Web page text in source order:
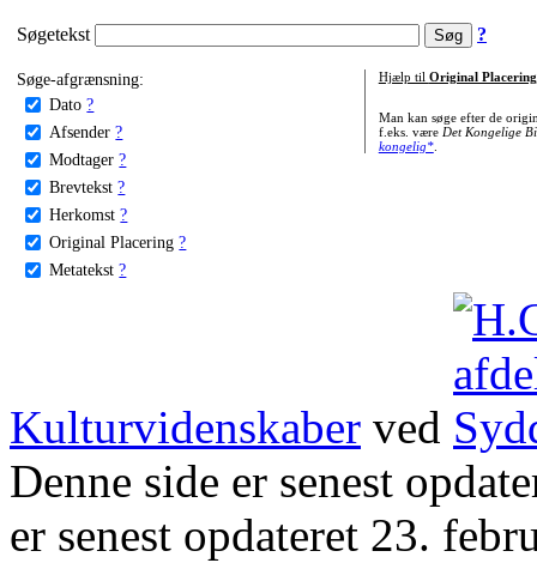
Søgetekst ?
Søge-afgrænsning:
Dato ?
Afsender ?
Modtager ?
Brevtekst ?
Herkomst ?
Original Placering ?
Metatekst ?
Hjælp til Original Placering
Man kan søge efter de
f.eks. være Det Kongelige
kongelig*.
Kulturvidenskaber ved
Denne side er senest
er senest opdateret 23.